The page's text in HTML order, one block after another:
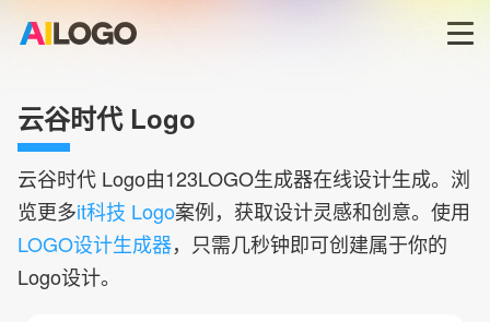
LOGO生成器→
LOGO模板
云谷时代 Logo
云谷时代 Logo由123LOGO生成器在线设计生成。浏
览更多it科技 Logo案例，获取设计灵感和创意。使用
LOGO设计生成器，只需几秒钟即可创建属于你的
Logo设计。